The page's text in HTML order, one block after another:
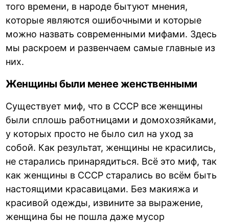
того времени, в народе бытуют мнения,
которые являются ошибочными и которые
можно назвать современными мифами. Здесь
мы раскроем и развенчаем самые главные из
них.
Женщины были менее женственными
Существует миф, что в СССР все женщины
были сплошь работницами и домохозяйками,
у которых просто не было сил на уход за
собой. Как результат, женщины не красились,
не старались принарядиться. Всё это миф, так
как женщины в СССР старались во всём быть
настоящими красавицами. Без макияжа и
красивой одежды, извините за выражение,
женщина бы не пошла даже мусор